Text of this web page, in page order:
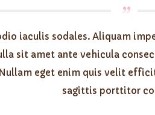
iaculis sodales. Aliquam
sit amet ante vehicula
eget enim quis velit
sagittis porttitor